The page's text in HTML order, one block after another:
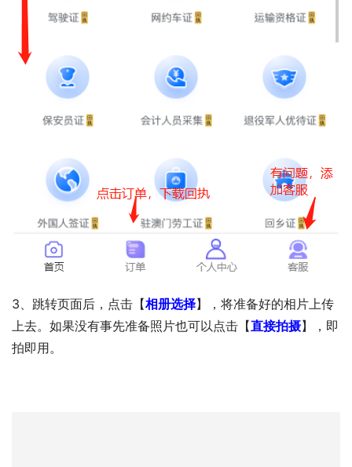
3、跳转页面后，点击【相册选择】，将准备好的相片上传
上去。如果没有事先准备照片也可以点击【直接拍摄】，即
拍即用。